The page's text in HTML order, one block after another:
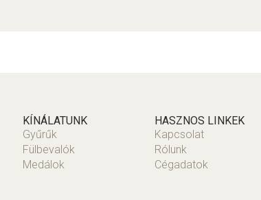
KÍNÁLATUNK
Gyűrűk
Fülbevalók
Medálok
HASZNOS LINKEK
Kapcsolat
Rólunk
Cégadatok